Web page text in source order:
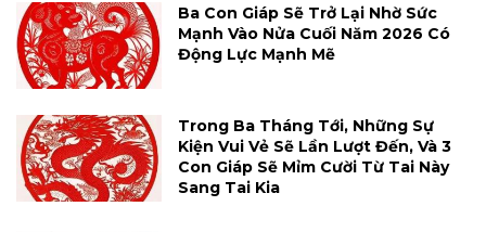
Ba Con Giáp Sẽ Trở Lại Nhờ Sức
Mạnh Vào Nửa Cuối Năm 2026 Có
Động Lực Mạnh Mẽ
Trong Ba Tháng Tới, Những Sự
Kiện Vui Vẻ Sẽ Lần Lượt Đến, Và 3
Con Giáp Sẽ Mỉm Cười Từ Tai Này
Sang Tai Kia